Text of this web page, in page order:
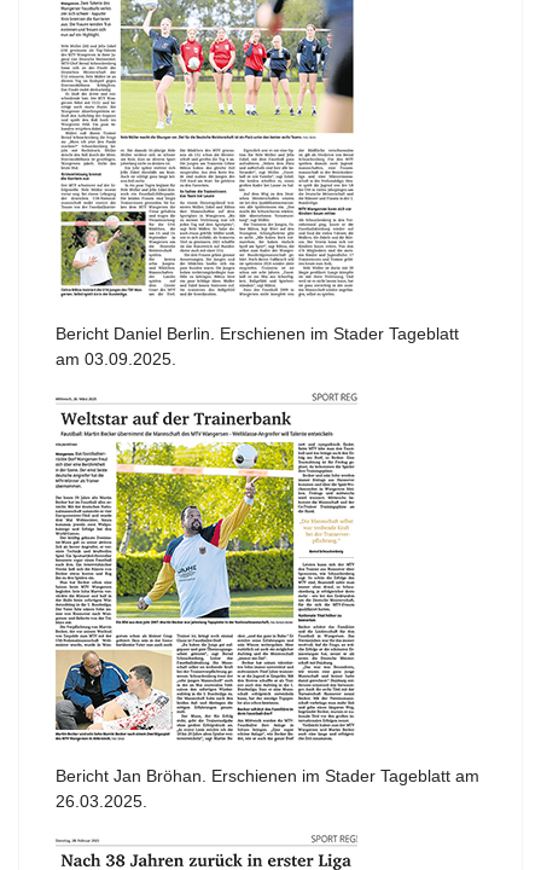
Bericht Daniel Berlin. Erschienen im Stader Tageblatt
am 03.09.2025.
Bericht Jan Bröhan. Erschienen im Stader Tageblatt am
26.03.2025.